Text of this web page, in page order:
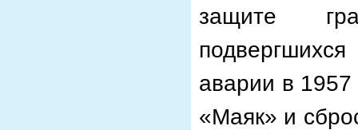
защите
аварии в
«Маяк» и